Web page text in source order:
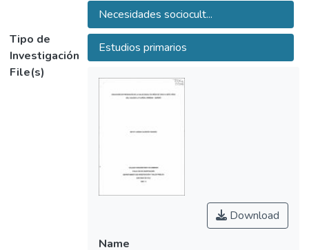
Necesidades sociocult...
Tipo de
Investigación
Estudios primarios
File(s)
Download
Name